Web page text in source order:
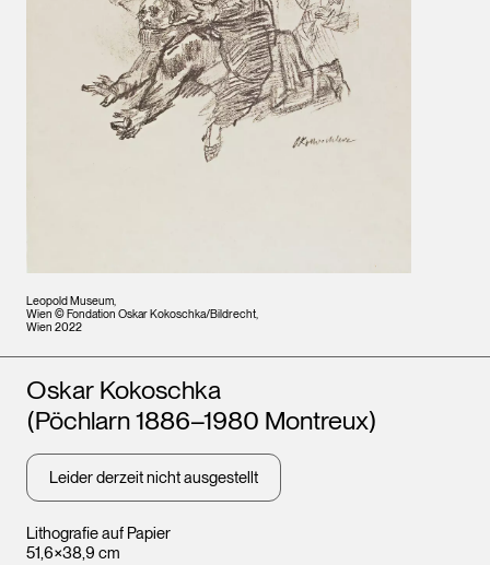
Leopold Museum,
Wien © Fondation Oskar Kokoschka/Bildrecht,
Wien 2022
Lithografie auf Papier
51,6×38,9 cm
Künstler*innen
Oskar Kokoschka
(Pöchlarn 1886–1980 Montreux)
Leider derzeit nicht ausgestellt